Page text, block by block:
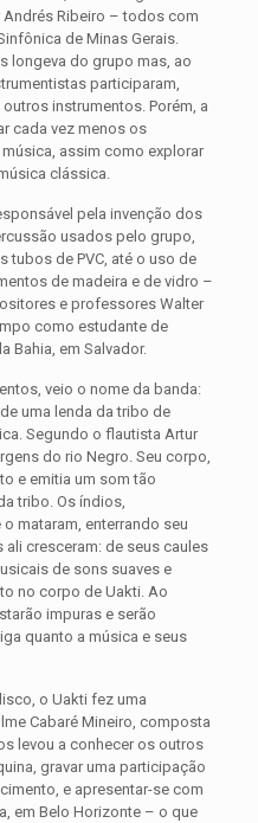
Andrés Ribeiro – todos com
de Minas Gerais.
longeva do grupo mas, ao
participaram,
instrumentos. Porém, a
cada vez menos os
assim como explorar
clássica.
pela invenção dos
usados pelo grupo,
tubos de PVC, até o uso de
de madeira e de vidro –
e professores Walter
como estudante de
Bahia, em Salvador.
veio o nome da banda:
uma lenda da tribo de
Segundo o flautista Artur
do rio Negro. Seu corpo,
e emitia um som tão
tribo. Os índios,
mataram, enterrando seu
cresceram: de seus caules
de sons suaves e
no corpo de Uakti. Ao
impuras e serão
quanto a música e seus
o Uakti fez uma
Cabaré Mineiro, composta
levou a conhecer os outros
gravar uma participação
e apresentar-se com
em Belo Horizonte – o que